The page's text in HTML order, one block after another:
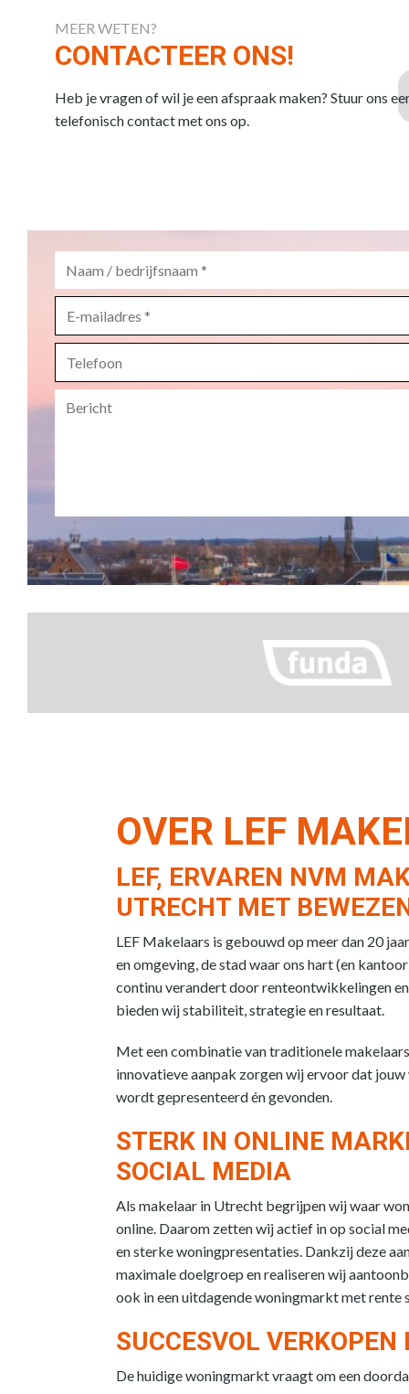
MEER WETEN?
CONTACTEER ONS!
Heb je vragen of wil je een afspraak maken? Stuur ons
telefonisch contact met ons op.
bedrijfsnaam *
mailadres *
OVER LEF
LEF, ERVAREN NVM
UTRECHT MET
LEF Makelaars is gebouwd op meer dan 20
en omgeving, de stad waar ons hart (en
continu verandert door renteontwikkelingen
bieden wij stabiliteit, strategie en resultaat.
Met een combinatie van traditionele
innovatieve aanpak zorgen wij ervoor dat
wordt gepresenteerd én gevonden.
STERK IN ONLINE
SOCIAL MEDIA
Als makelaar in Utrecht begrijpen wij waar
online. Daarom zetten wij actief in op social
en sterke woningpresentaties. Dankzij deze
maximale doelgroep en realiseren wij
ook in een uitdagende woningmarkt met rente
SUCCESVOL
De huidige woningmarkt vraagt om een